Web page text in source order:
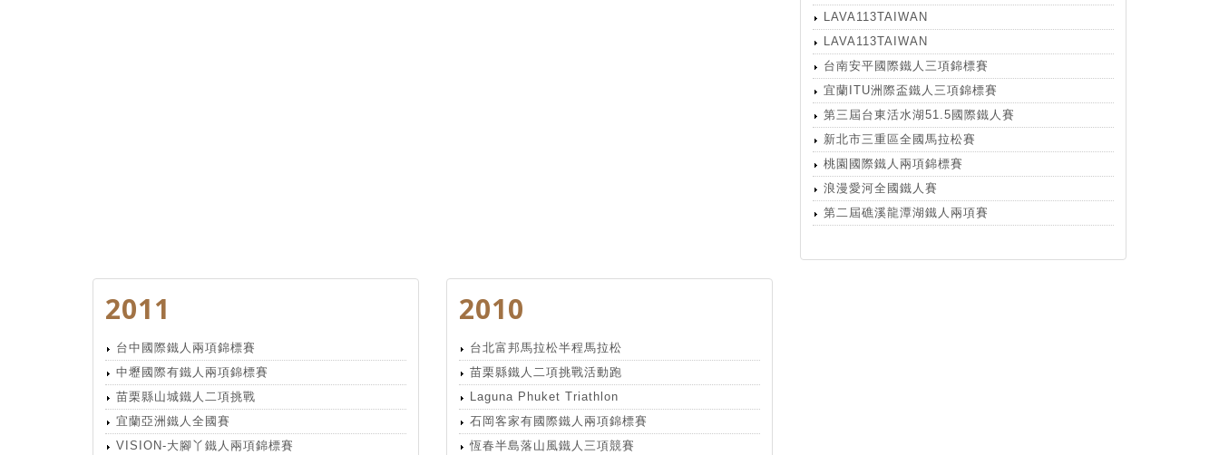
LAVA113TAIWAN
LAVA113TAIWAN
台南安平國際鐵人三項錦標賽
宜蘭ITU洲際盃鐵人三項錦標賽
第三屆台東活水湖51.5國際鐵人賽
新北市三重區全國馬拉松賽
桃園國際鐵人兩項錦標賽
浪漫愛河全國鐵人賽
第二屆礁溪龍潭湖鐵人兩項賽
2011
台中國際鐵人兩項錦標賽
中壢國際有鐵人兩項錦標賽
苗栗縣山城鐵人二項挑戰
宜蘭亞洲鐵人全國賽
VISION-大腳丫鐵人兩項錦標賽
2010
台北富邦馬拉松半程馬拉松
苗栗縣鐵人二項挑戰活動跑
Laguna Phuket Triathlon
石岡客家有國際鐵人兩項錦標賽
恆春半島落山風鐵人三項競賽